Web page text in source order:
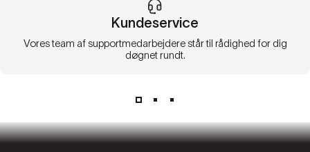
Kundeservice
Vores team af supportmedarbejdere står til rådighed for dig
døgnet rundt.